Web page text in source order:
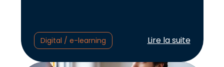
Digital / e-learning Lire l'article :
Lire la suite